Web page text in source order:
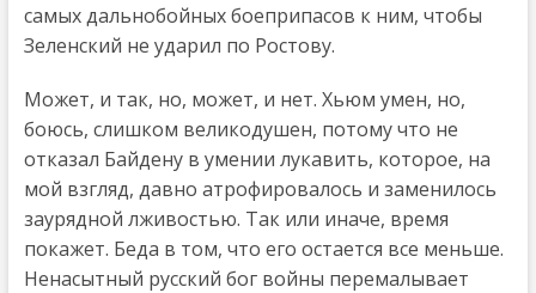
самых дальнобойных боеприпасов к ним, чтобы
Зеленский не ударил по Ростову.
Может, и так, но, может, и нет. Хьюм умен, но,
боюсь, слишком великодушен, потому что не
отказал Байдену в умении лукавить, которое, на
мой взгляд, давно атрофировалось и заменилось
заурядной лживостью. Так или иначе, время
покажет. Беда в том, что его остается все меньше.
Ненасытный русский бог войны перемалывает